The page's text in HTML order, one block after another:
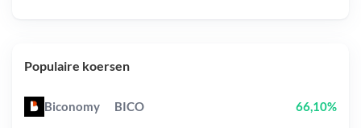
Populaire koersen
Biconomy BICO 66,10%